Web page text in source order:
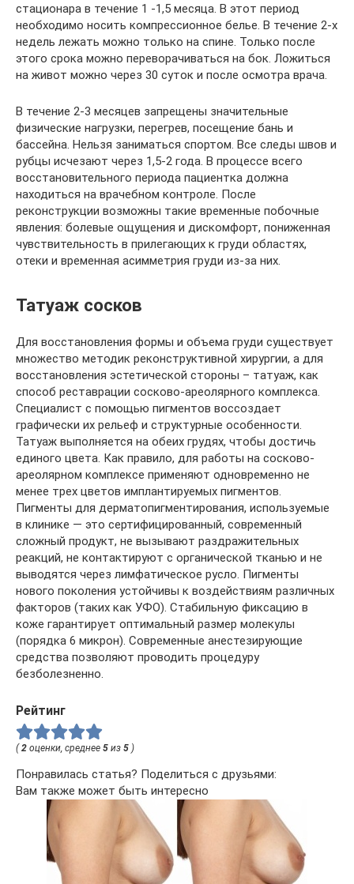
стационара в течение 1 -1,5 месяца. В этот период
необходимо носить компрессионное белье. В течение 2-х
недель лежать можно только на спине. Только после
этого срока можно переворачиваться на бок. Ложиться
на живот можно через 30 суток и после осмотра врача.
В течение 2-3 месяцев запрещены значительные
физические нагрузки, перегрев, посещение бань и
бассейна. Нельзя заниматься спортом. Все следы швов и
рубцы исчезают через 1,5-2 года. В процессе всего
восстановительного периода пациентка должна
находиться на врачебном контроле. После
реконструкции возможны такие временные побочные
явления: болевые ощущения и дискомфорт, пониженная
чувствительность в прилегающих к груди областях,
отеки и временная асимметрия груди из-за них.
Татуаж сосков
Для восстановления формы и объема груди существует
множество методик реконструктивной хирургии, а для
восстановления эстетической стороны – татуаж, как
способ реставрации сосково-ареолярного комплекса.
Специалист с помощью пигментов воссоздает
графически их рельеф и структурные особенности.
Татуаж выполняется на обеих грудях, чтобы достичь
единого цвета. Как правило, для работы на сосково-
ареолярном комплексе применяют одновременно не
менее трех цветов имплантируемых пигментов.
Пигменты для дерматопигментирования, используемые
в клинике — это сертифицированный, современный
сложный продукт, не вызывают раздражительных
реакций, не контактируют с органической тканью и не
выводятся через лимфатическое русло. Пигменты
нового поколения устойчивы к воздействиям различных
факторов (таких как УФО). Стабильную фиксацию в
коже гарантирует оптимальный размер молекулы
(порядка 6 микрон). Современные анестезирующие
средства позволяют проводить процедуру
безболезненно.
Рейтинг
( 2 оценки, среднее 5 из 5 )
Понравилась статья? Поделиться с друзьями:
Вам также может быть интересно